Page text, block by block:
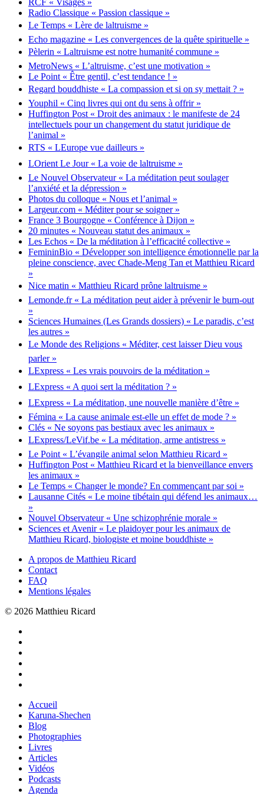
Radio Classique « Passion classique »
Le Temps « Lère de laltruisme »
Echo magazine « Les convergences de la quête spirituelle »
Pèlerin « Laltruisme est notre humanité commune »
MetroNews « L’altruisme, c’est une motivation »
Le Point « Être gentil, c’est tendance ! »
Regard bouddhiste « La compassion et si on sy mettait ? »
Youphil « Cinq livres qui ont du sens à offrir »
Huffington Post « Droit des animaux : le manifeste de 24
intellectuels pour un changement du statut juridique de
l’animal »
RTS « LEurope vue dailleurs »
LOrient Le Jour « La voie de laltruisme »
Le Nouvel Observateur « La méditation peut soulager
l’anxiété et la dépression »
Photos du colloque « Nous et l’animal »
Largeur.com « Méditer pour se soigner »
France 3 Bourgogne « Conférence à Dijon »
20 minutes « Nouveau statut des animaux »
Les Echos « De la méditation à l’efficacité collective »
FemininBio « Développer son intelligence émotionnelle par la
pleine conscience, avec Chade-Meng Tan et Matthieu Ricard
»
Nice matin « Matthieu Ricard prône laltruisme »
Lemonde.fr « La méditation peut aider à prévenir le burn-out
»
Sciences Humaines (Les Grands dossiers) « Le paradis, c’est
les autres »
Le Monde des Religions « Méditer, cest laisser Dieu vous
parler »
LExpress « Les vrais pouvoirs de la méditation »
LExpress « A quoi sert la méditation ? »
LExpress « La méditation, une nouvelle manière d’être »
Fémina « La cause animale est-elle un effet de mode ? »
Clés « Ne soyons pas bestiaux avec les animaux »
LExpress/LeVif.be « La méditation, arme antistress »
Le Point « L’évangile animal selon Matthieu Ricard »
Huffington Post « Matthieu Ricard et la bienveillance envers
les animaux »
Le Temps « Changer le monde? En commençant par soi »
Lausanne Cités « Le moine tibétain qui défend les animaux…
»
Nouvel Observateur « Une schizophrénie morale »
Sciences et Avenir « Le plaidoyer pour les animaux de
Matthieu Ricard, biologiste et moine bouddhiste »
A propos de Matthieu Ricard
Contact
FAQ
Mentions légales
© 2026 Matthieu Ricard
Accueil
Karuna-Shechen
Blog
Photographies
Livres
Articles
Vidéos
Podcasts
Agenda